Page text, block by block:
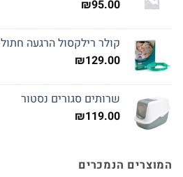
₪95.00
קולר רילקסול הרגעה חתול 1 יחידה
₪129.00
שרותים סגורים נסטור
₪119.00
המוצרים הנמכרים